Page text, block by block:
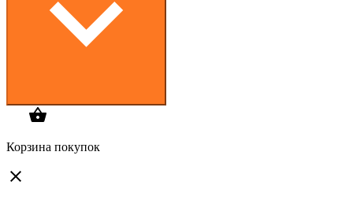
Корзина покупок